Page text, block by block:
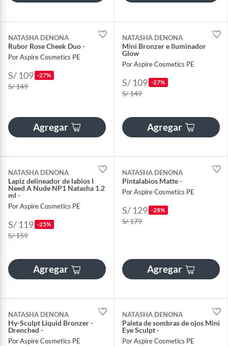
NATASHA DENONA
Rubor Rose Cheek Duo -
Por Aspire Cosmetics PE
S/ 109 -27%
S/ 149
Agregar
NATASHA DENONA
Mini Bronzer e Iluminador
Glow
Por Aspire Cosmetics PE
S/ 109 -27%
S/ 149
Agregar
NATASHA DENONA
Lapiz delineador de labios I
Need A Nude NP1 Natasha 1.2
ml -
Por Aspire Cosmetics PE
S/ 119 -25%
S/ 159
Agregar
NATASHA DENONA
Pintalabios Matte -
Por Aspire Cosmetics PE
S/ 129 -28%
S/ 179
Agregar
NATASHA DENONA
Hy-Sculpt Liquid Bronzer -
Drenched -
Por Aspire Cosmetics PE
NATASHA DENONA
Paleta de sombras de ojos Mini
Eye Sculpt -
Por Aspire Cosmetics PE